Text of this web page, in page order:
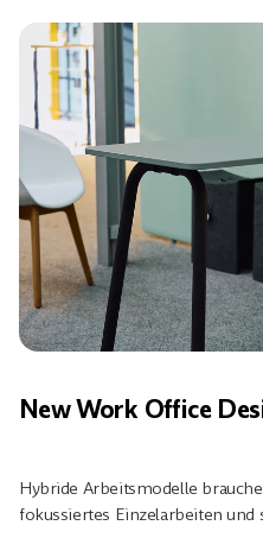
New Work Office
Hybride Arbeitsmodelle
fokussiertes Einzelarbeiten